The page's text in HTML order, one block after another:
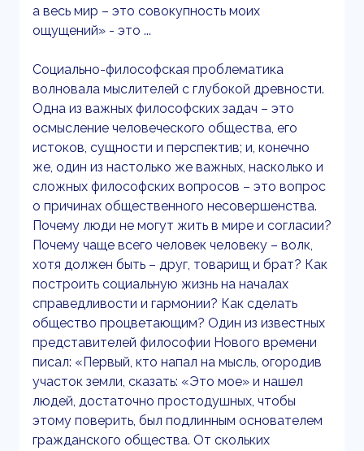
а весь мир – это совокупность моих
ощущений» - это ...
Социально-философская проблематика
волновала мыслителей с глубокой древности.
Одна из важных философских задач – это
осмысление человеческого общества, его
истоков, сущности и перспектив; и, конечно
же, один из настолько же важных, насколько и
сложных философских вопросов – это вопрос
о причинах общественного несовершенства.
Почему люди не могут жить в мире и согласии?
Почему чаще всего человек человеку – волк,
хотя должен быть – друг, товарищ и брат? Как
построить социальную жизнь на началах
справедливости и гармонии? Как сделать
общество процветающим? Один из известных
представителей философии Нового времени
писал: «Первый, кто напал на мысль, огородив
участок земли, сказать: «Это мое» и нашел
людей, достаточно простодушных, чтобы
этому поверить, был подлинным основателем
гражданского общества. От скольких